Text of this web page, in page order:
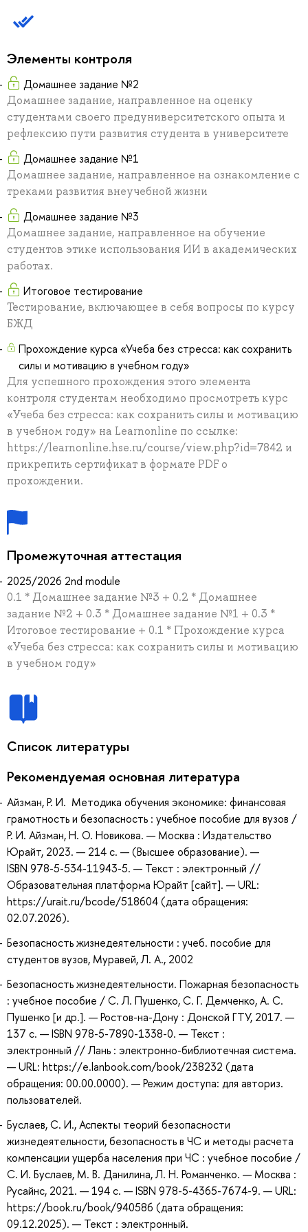
Элементы контроля
Домашнее задание №2
Домашнее задание, направленное на оценку
студентами своего предуниверситетского опыта и
рефлексию пути развития студента в университете
Домашнее задание №1
Домашнее задание, направленное на ознакомление с
треками развития внеучебной жизни
Домашнее задание №3
Домашнее задание, направленное на обучение
студентов этике использования ИИ в академических
работах.
Итоговое тестирование
Тестирование, включающее в себя вопросы по курсу
БЖД
Прохождение курса «Учеба без стресса: как сохранить
силы и мотивацию в учебном году»
Для успешного прохождения этого элемента
контроля студентам необходимо просмотреть курс
«Учеба без стресса: как сохранить силы и мотивацию
в учебном году» на Learnonline по ссылке:
https://learnonline.hse.ru/course/view.php?id=7842 и
прикрепить сертификат в формате PDF о
прохождении.
Промежуточная аттестация
2025/2026 2nd module
0.1 * Домашнее задание №3 + 0.2 * Домашнее
задание №2 + 0.3 * Домашнее задание №1 + 0.3 *
Итоговое тестирование + 0.1 * Прохождение курса
«Учеба без стресса: как сохранить силы и мотивацию
в учебном году»
Список литературы
Рекомендуемая основная литература
Айзман, Р. И. Методика обучения экономике: финансовая
грамотность и безопасность : учебное пособие для вузов /
Р. И. Айзман, Н. О. Новикова. — Москва : Издательство
Юрайт, 2023. — 214 с. — (Высшее образование). —
ISBN 978-5-534-11943-5. — Текст : электронный //
Образовательная платформа Юрайт [сайт]. — URL:
https://urait.ru/bcode/518604 (дата обращения:
02.07.2026).
Безопасность жизнедеятельности : учеб. пособие для
студентов вузов, Муравей, Л. А., 2002
Безопасность жизнедеятельности. Пожарная безопасность
: учебное пособие / С. Л. Пушенко, С. Г. Демченко, А. С.
Пушенко [и др.]. — Ростов-на-Дону : Донской ГТУ, 2017. —
137 с. — ISBN 978-5-7890-1338-0. — Текст :
электронный // Лань : электронно-библиотечная система.
— URL: https://e.lanbook.com/book/238232 (дата
обращения: 00.00.0000). — Режим доступа: для авториз.
пользователей.
Буслаев, С. И., Аспекты теорий безопасности
жизнедеятельности, безопасность в ЧС и методы расчета
компенсации ущерба населения при ЧС : учебное пособие /
С. И. Буслаев, М. В. Данилина, Л. Н. Романченко. — Москва :
Русайнс, 2021. — 194 с. — ISBN 978-5-4365-7674-9. — URL:
https://book.ru/book/940586 (дата обращения:
09.12.2025). — Текст : электронный.